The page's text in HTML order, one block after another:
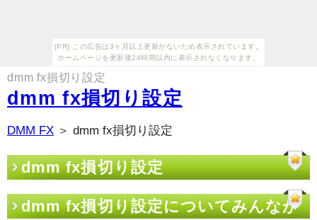
[PR] この広告は3ヶ月以上更新がないため表示されています。
ホームページを更新後24時間以内に表示されなくなります。
dmm fx損切り設定
dmm fx損切り設定
DMM FX ＞ dmm fx損切り設定
dmm fx損切り設定
dmm fx損切り設定についてみんなが